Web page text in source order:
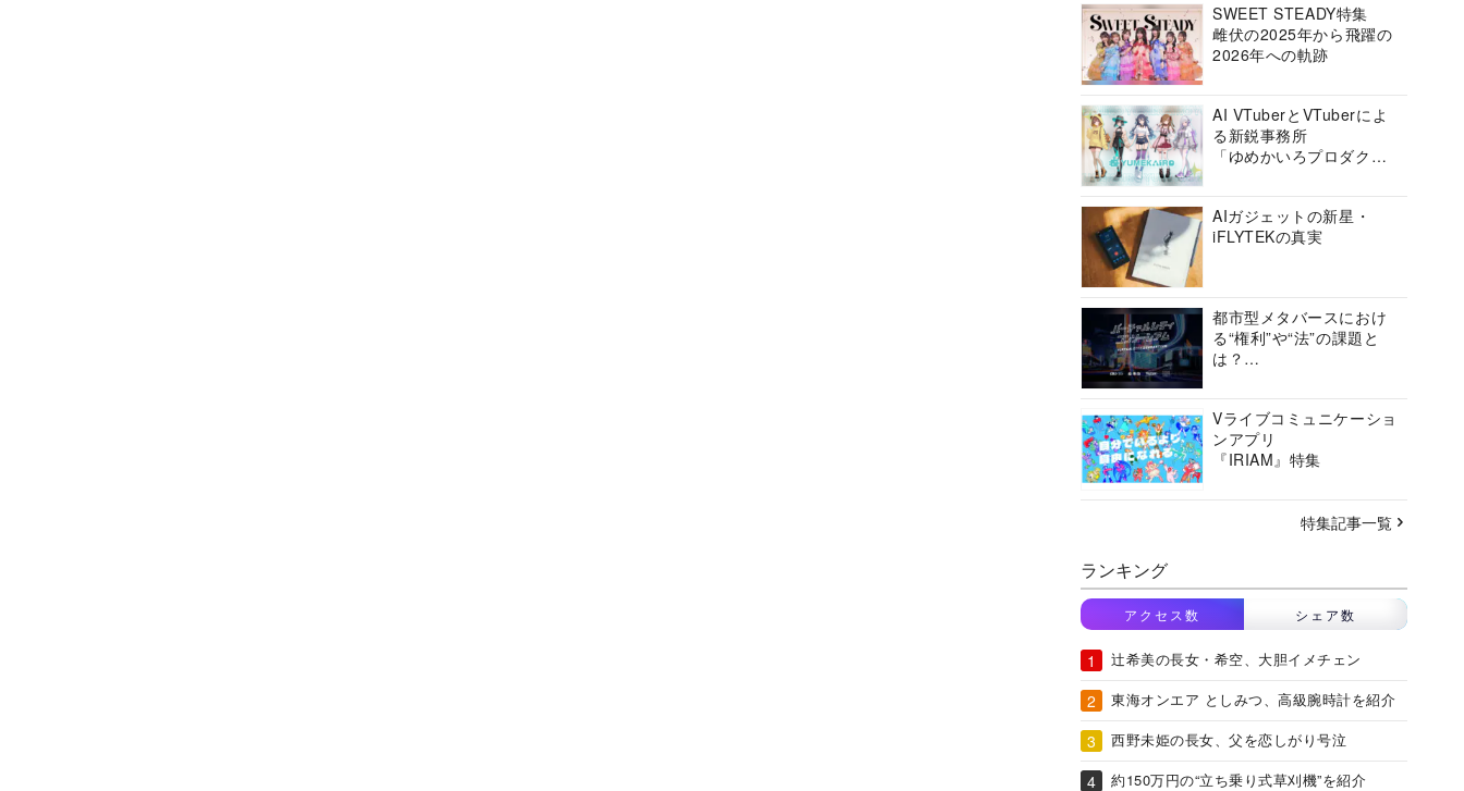
SWEET STEADY特集
雌伏の2025年から飛躍の
2026年への軌跡
AI VTuberとVTuberによ
る新鋭事務所
「ゆめかいろプロダクシ
AIガジェットの新星・
iFLYTEKの真実
都市型メタバースにおけ
る“権利”や“法”の課題と
は？
ーシアムの挑戦に迫る
Vライブコミュニケーショ
ンアプリ
『IRIAM』特集
特集記事一覧
ランキング
アクセス数 シェア数
辻希美の長女・希空、大胆イメチェン
東海オンエア としみつ、高級腕時計を紹介
西野未姫の長女、父を恋しがり号泣
約150万円の“立ち乗り式草刈機”を紹介